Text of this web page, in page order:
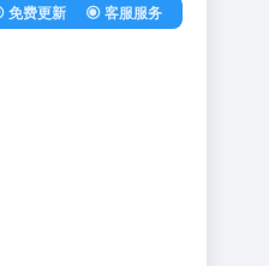
免费更新 客服服务